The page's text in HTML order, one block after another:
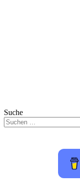
Suche
Suchen
nach: